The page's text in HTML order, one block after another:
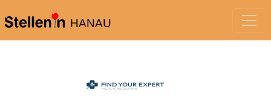
HANAU